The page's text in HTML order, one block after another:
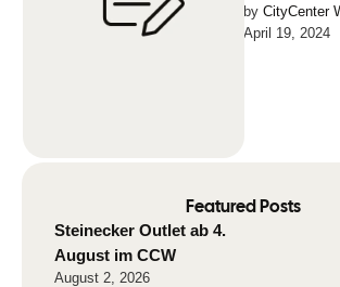
entdecken!
Days! Mit 50
by CityCenter
April 19, 2024
Featured Posts
Steinecker Outlet ab 4.
August im CCW
August 2, 2026